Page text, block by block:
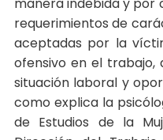
requerimientos de
aceptadas por la
ofensivo en el trabajo,
situación laboral y
como explica la
de Estudios de la